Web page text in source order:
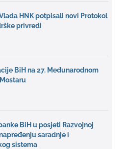
HNK potpisali novi Protokol
privredi
BiH na 27. Međunarodnom
BiH u posjeti Razvojnoj
saradnje i
sistema